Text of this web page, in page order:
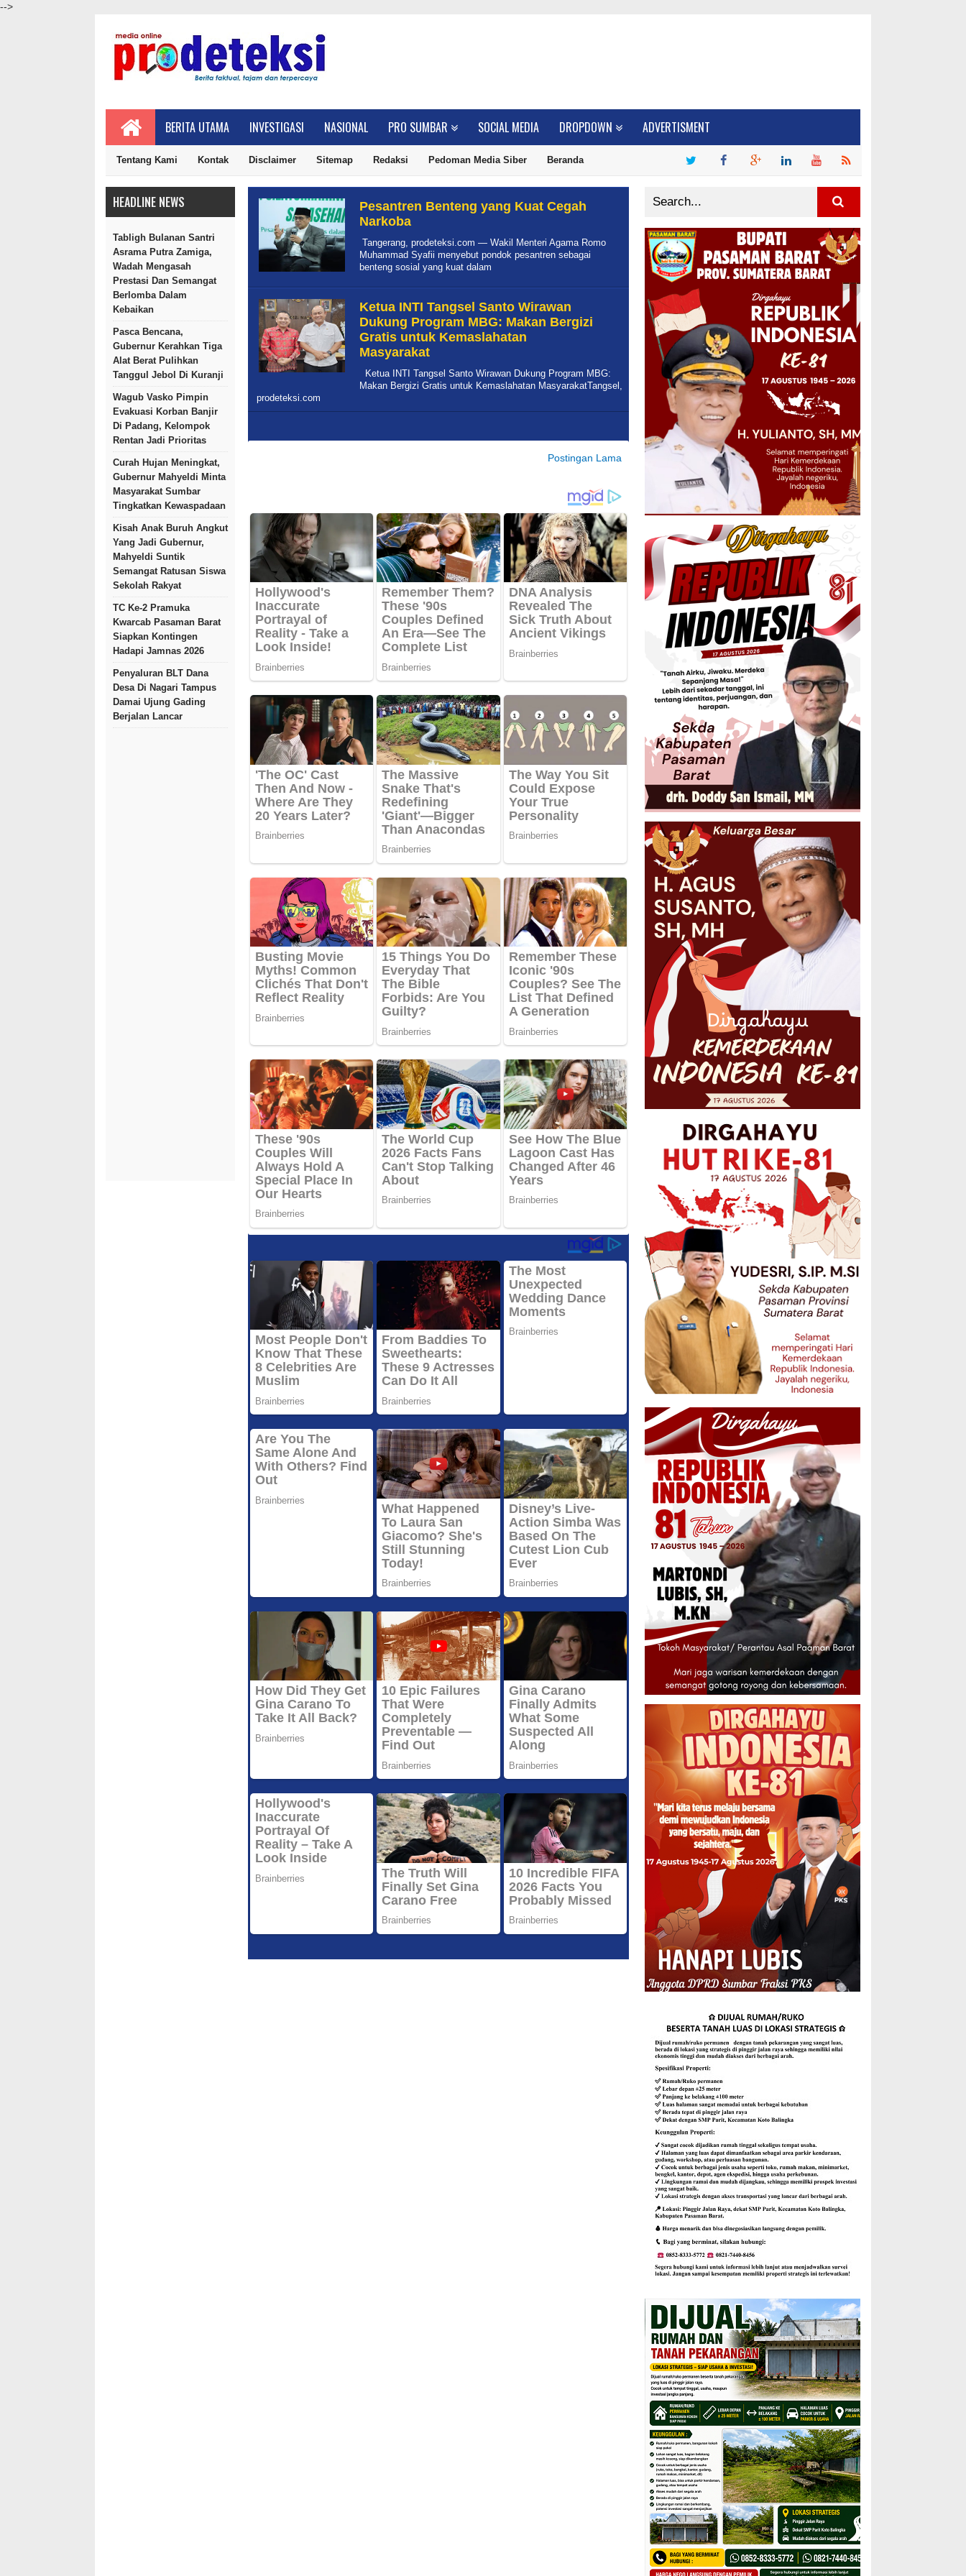
-->
BERITA UTAMA INVESTIGASI NASIONAL PRO SUMBAR SOCIAL MEDIA DROPDOWN ADVERTISMENT
Tentang Kami Kontak Disclaimer Sitemap Redaksi Pedoman Media Siber Beranda
HEADLINE NEWS
Tabligh Bulanan Santri
Asrama Putra Zamiga,
Wadah Mengasah
Prestasi Dan Semangat
Berlomba Dalam
Kebaikan
Pasca Bencana,
Gubernur Kerahkan Tiga
Alat Berat Pulihkan
Tanggul Jebol Di Kuranji
Wagub Vasko Pimpin
Evakuasi Korban Banjir
Di Padang, Kelompok
Rentan Jadi Prioritas
Curah Hujan Meningkat,
Gubernur Mahyeldi Minta
Masyarakat Sumbar
Tingkatkan Kewaspadaan
Kisah Anak Buruh Angkut
Yang Jadi Gubernur,
Mahyeldi Suntik
Semangat Ratusan Siswa
Sekolah Rakyat
TC Ke-2 Pramuka
Kwarcab Pasaman Barat
Siapkan Kontingen
Hadapi Jamnas 2026
Penyaluran BLT Dana
Desa Di Nagari Tampus
Damai Ujung Gading
Berjalan Lancar
Pesantren Benteng yang Kuat Cegah
Narkoba
Tangerang, prodeteksi.com — Wakil Menteri Agama Romo
Muhammad Syafii menyebut pondok pesantren sebagai
benteng sosial yang kuat dalam
Ketua INTI Tangsel Santo Wirawan
Dukung Program MBG: Makan Bergizi
Gratis untuk Kemaslahatan
Masyarakat
Ketua INTI Tangsel Santo Wirawan Dukung Program MBG:
Makan Bergizi Gratis untuk Kemaslahatan MasyarakatTangsel,
prodeteksi.com
Postingan Lama